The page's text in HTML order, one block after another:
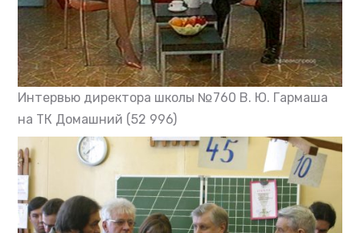
Интервью директора школы №760 В. Ю. Гармаша
на ТК Домашний (52 996)